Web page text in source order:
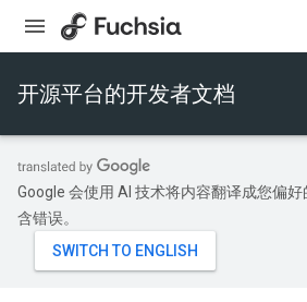
开源平台的开发者文档
Google 会使用 AI 技术将内容翻译成您偏
含错误。